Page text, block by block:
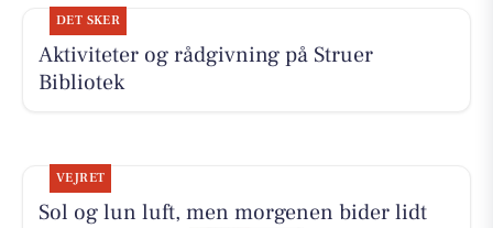
DET SKER
Aktiviteter og rådgivning på Struer
Bibliotek
VEJRET
Sol og lun luft, men morgenen bider lidt